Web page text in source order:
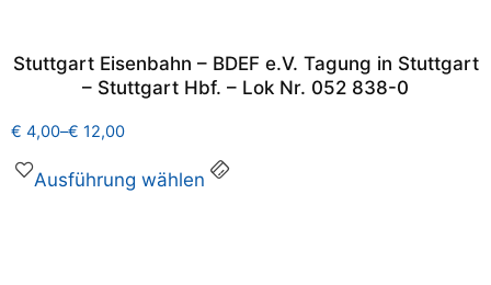
Stuttgart Eisenbahn – BDEF e.V. Tagung in Stuttgart
– Stuttgart Hbf. – Lok Nr. 052 838-0
€ 4,00–€ 12,00
Ausführung wählen